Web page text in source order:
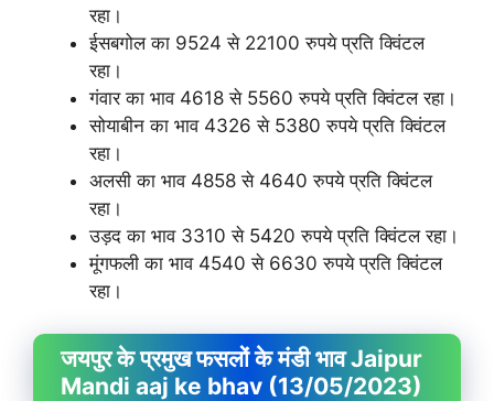
रहा।
ईसबगोल का 9524 से 22100 रुपये प्रति क्विंटल
रहा।
गंवार का भाव 4618 से 5560 रुपये प्रति क्विंटल रहा।
सोयाबीन का भाव 4326 से 5380 रुपये प्रति क्विंटल
रहा।
अलसी का भाव 4858 से 4640 रुपये प्रति क्विंटल
रहा।
उड़द का भाव 3310 से 5420 रुपये प्रति क्विंटल रहा।
मूंगफली का भाव 4540 से 6630 रुपये प्रति क्विंटल
रहा।
जयपुर के प्रमुख फसलों के मंडी भाव Jaipur
Mandi aaj ke bhav (13/05/2023)